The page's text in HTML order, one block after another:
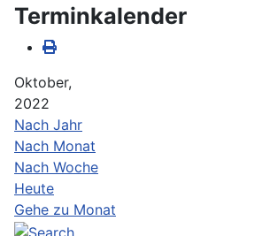
Terminkalender
Oktober,
2022
Nach Jahr
Nach Monat
Nach Woche
Heute
Gehe zu Monat